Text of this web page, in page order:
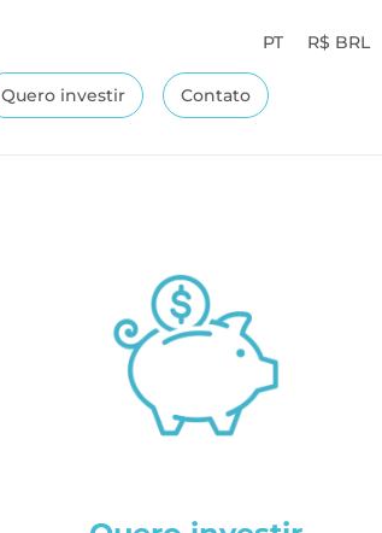
PT R$ BRL
Quero investir Contato